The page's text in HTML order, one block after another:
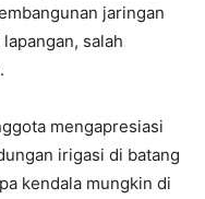
jaringan
salah
mengapresiasi
irigasi di batang
kendala mungkin di